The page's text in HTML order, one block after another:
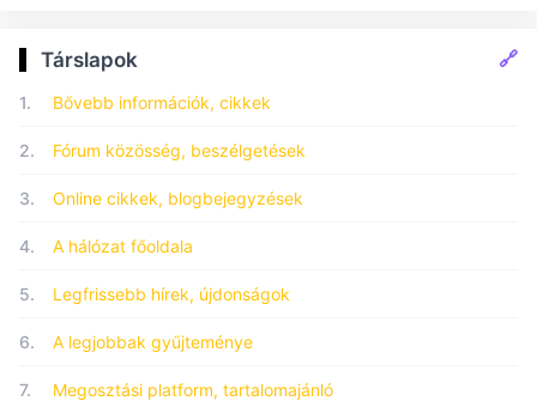
Társlapok 🔗
1. Bővebb információk, cikkek
2. Fórum közösség, beszélgetések
3. Online cikkek, blogbejegyzések
4. A hálózat főoldala
5. Legfrissebb hírek, újdonságok
6. A legjobbak gyűjteménye
7. Megosztási platform, tartalomajánló